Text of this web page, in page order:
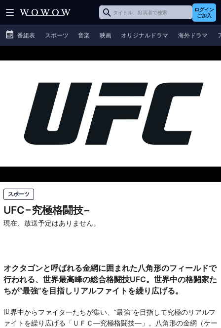
ログイン
ご加入
番組表 スポーツ 音楽 映画 オリジナルドラマ 海外ドラマ
スポーツ
UFC−究極格闘技−
現在、放送予定はありません。
オクタゴンと呼ばれる金網に囲まれた八角形のフィールドで
行われる、世界最高峰の総合格闘技UFC。世界中の格闘家た
ちが”最強”を目指しリアルファイトを繰り広げる。
世界中からファイターたちが集い、“最強”を目指して究極のリアルフ
ァイトを繰り広げる「ＵＦＣ―究極格闘技―」。八角形の金網（ケー